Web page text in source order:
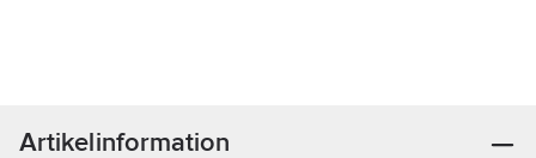
Artikelinformation